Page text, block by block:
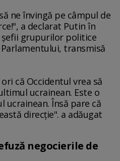
ne învingă pe câmpul de
a declarat Putin în
grupurilor politice
transmisă
că Occidentul vrea să
ucrainean. Este o
Însă pare că
direcţie". a adăugat
negocierile de